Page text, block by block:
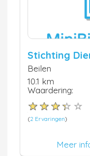
Stichting
Beilen
10.1 km
Waardering:
(2 Ervaringen)
Meer